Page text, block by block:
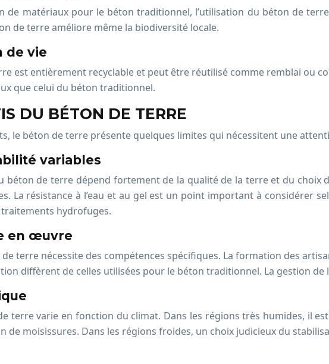
de matériaux pour le béton traditionnel, l’utilisation du béton de
de terre améliore même la biodiversité locale.
de vie
est entièrement recyclable et peut être réutilisé comme remblai ou
que celui du béton traditionnel.
DU BÉTON DE TERRE
le béton de terre présente quelques limites qui nécessitent une
variables
béton de terre dépend fortement de la qualité de la terre et du
La résistance à l’eau et au gel est un point important à considérer
traitements hydrofuges.
en œuvre
terre nécessite des compétences spécifiques. La formation des
diffèrent de celles utilisées pour le béton traditionnel. La gestion de
terre varie en fonction du climat. Dans les régions très humides, il
de moisissures. Dans les régions froides, un choix judicieux du